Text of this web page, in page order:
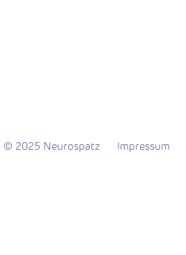
© 2025 Neurospatz Impressum